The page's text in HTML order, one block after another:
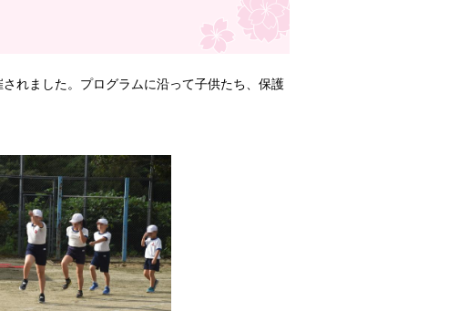
れました。プログラムに沿って子供たち、保護